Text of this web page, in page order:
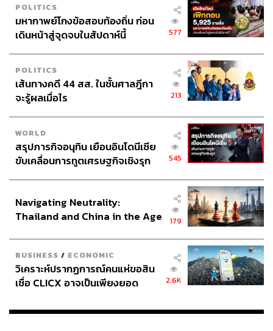
POLITICS
มหากาพย์โกงข้อสอบท้องถิ่น ก่อน
เดินหน้าสู่จุดจบในสัปดาห์นี้
577
POLITICS
เส้นทางคดี 44 สส. ในชั้นศาลฎีกา
จะรู้ผลเมื่อไร
213
WORLD
สรุปภารกิจอนุทิน เยือนอินโดนีเซีย
ขับเคลื่อนการทูตเศรษฐกิจเชิงรุก
545
Navigating Neutrality:
Thailand and China in the Age
179
BUSINESS / ECONOMIC
วิเคราะห์ปรากฏการณ์คนแห่ขอสิน
เชื่อ CLICX อาจเป็นเพียงยอด
เรือนไทยที่ถูกซุกไว้
2.6K